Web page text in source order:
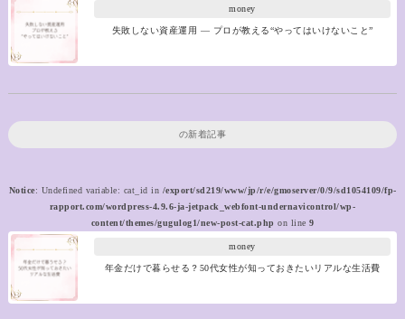
money
失敗しない資産運用 ― プロが教える“やってはいけないこと”
の新着記事
Notice: Undefined variable: cat_id in /export/sd219/www/jp/r/e/gmoserver/0/9/sd1054109/fp-
rapport.com/wordpress-4.9.6-ja-jetpack_webfont-undernavicontrol/wp-
content/themes/gugulog1/new-post-cat.php on line 9
money
年金だけで暮らせる？50代女性が知っておきたいリアルな生活費